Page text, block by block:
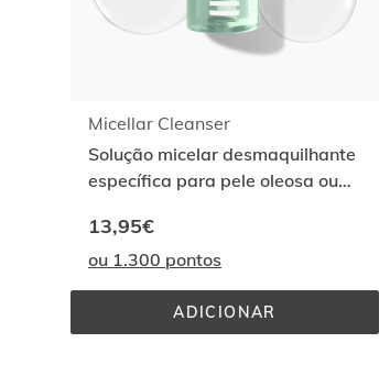
Micellar Cleanser
Solução micelar desmaquilhante
específica para pele oleosa ou
13,95€
ou 1.300 pontos
ADICIONAR
MICELLAR
CLEANSER